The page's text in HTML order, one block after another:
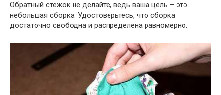
Обратный стежок не делайте, ведь ваша цель – это
небольшая сборка. Удостоверьтесь, что сборка
достаточно свободна и распределена равномерно.